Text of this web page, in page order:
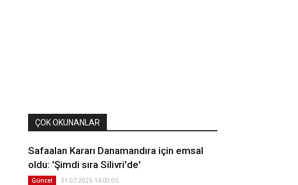
ÇOK OKUNANLAR
Safaalan Kararı Danamandıra için emsal
oldu: 'Şimdi sıra Silivri'de'
Güncel 31.07.2026 14:00:05